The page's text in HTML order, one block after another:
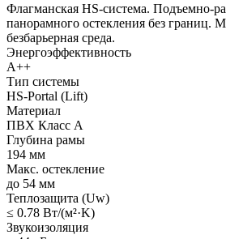
Флагманская HS-система. Подъемно-
панорамного остекления без границ.
безбарьерная среда.
Энергоэффективность
A++
Тип системы
HS-Portal (Lift)
Материал
ПВХ Класс А
Глубина рамы
194 мм
Макс. остекление
до 54 мм
Теплозащита (Uw)
≤ 0.78 Вт/(м²·K)
Звукоизоляция